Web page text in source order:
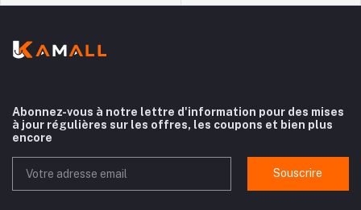
Abonnez-vous à notre lettre d'information pour des mises
à jour régulières sur les offres, les coupons et bien plus
encore
Souscrire